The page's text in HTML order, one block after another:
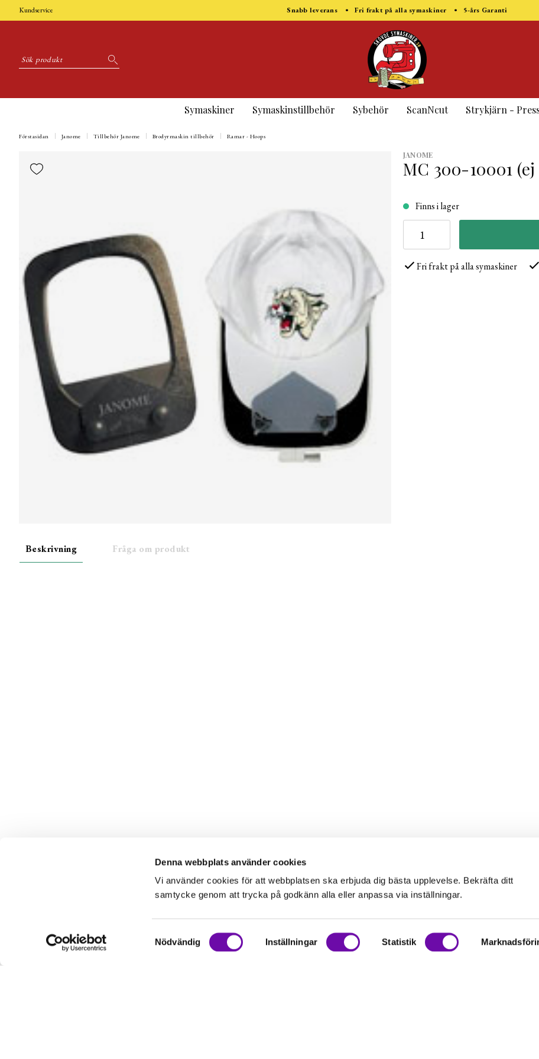
Denna webbplats använder cookies
Vi använder cookies för att webbplatsen ska erbjuda dig bästa upplevelse. Bekräfta ditt
samtycke genom att trycka på godkänn alla eller anpassa via inställningar.
Samtyckesval
Nödvändig Inställningar Statistik
Kundservice Snabb leverans • Fri frakt på alla symaskiner • 5-års Garanti
Symaskiner Symaskinstillbehör Sybehör ScanNcut Strykjärn -
Förstasidan Janome Tillbehör Janome Brodyrmaskin tillbehör Ramar - Hoops
JANOME
MC 300-10001
Finns i lager
Fri frakt på alla symaskiner
Beskrivning Fråga om produkt